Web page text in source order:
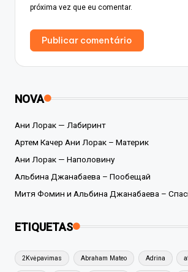
próxima vez que eu comentar.
NOVA
Ани Лорак — Лабиринт
Артем Качер Ани Лорак – Материк
Ани Лорак — Наполовину
Альбина Джанабаева – Пообещай
Митя Фомин и Альбина Джанабаева –
ETIQUETAS
2Kvėpavimas Abraham Mateo Adrina